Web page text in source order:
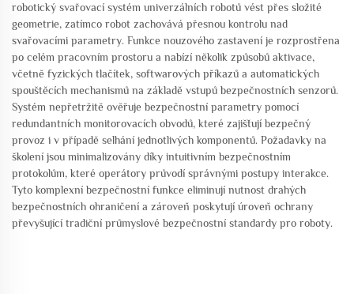
robotický svařovací systém univerzálních robotů vést přes složité
geometrie, zatímco robot zachovává přesnou kontrolu nad
svařovacími parametry. Funkce nouzového zastavení je rozprostřena
po celém pracovním prostoru a nabízí několik způsobů aktivace,
včetně fyzických tlačítek, softwarových příkazů a automatických
spouštěcích mechanismů na základě vstupů bezpečnostních senzorů.
Systém nepřetržitě ověřuje bezpečnostní parametry pomocí
redundantních monitorovacích obvodů, které zajišťují bezpečný
provoz i v případě selhání jednotlivých komponentů. Požadavky na
školení jsou minimalizovány díky intuitivním bezpečnostním
protokolům, které operátory průvodí správnými postupy interakce.
Tyto komplexní bezpečnostní funkce eliminují nutnost drahých
bezpečnostních ohraničení a zároveň poskytují úroveň ochrany
převyšující tradiční průmyslové bezpečnostní standardy pro roboty.